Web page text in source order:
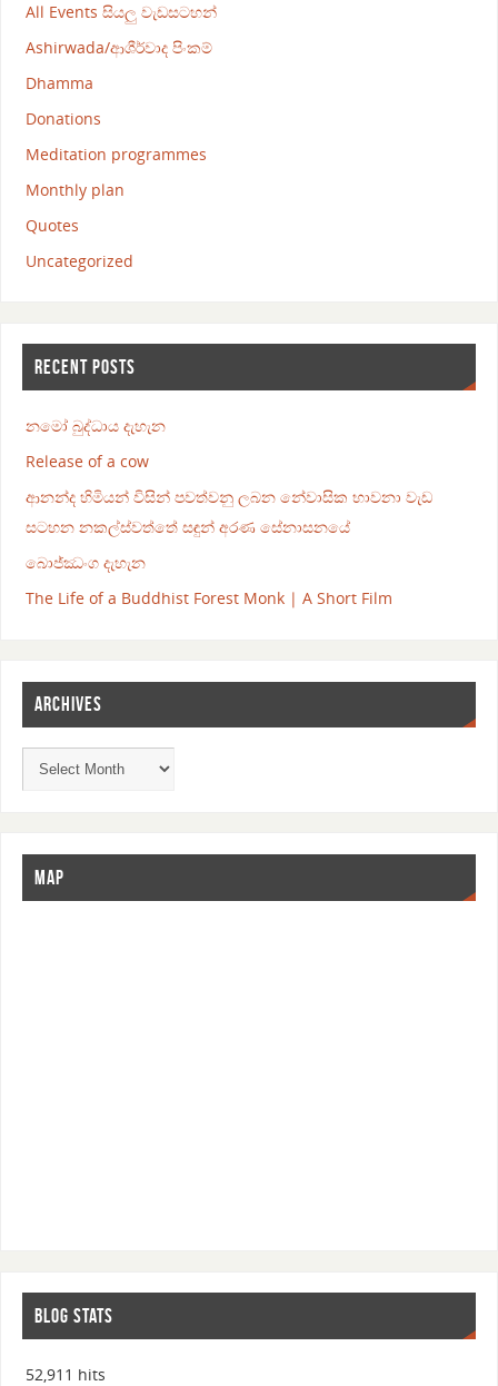
All Events සියලු වැඩසටහන්
Ashirwada/ආශීර්වාද පිංකම්
Dhamma
Donations
Meditation programmes
Monthly plan
Quotes
Uncategorized
RECENT POSTS
නමෝ බුද්ධාය දැහැන
Release of a cow
ආනන්ද හිමියන් විසින් පවත්වනු ලබන නේවාසික භාවනා වැඩ
සටහන නකල්ස්වත්තේ සඳුන් අරණ සේනාසනයේ
බොජ්ඣංග දැහැන
The Life of a Buddhist Forest Monk | A Short Film
ARCHIVES
MAP
BLOG STATS
52,911 hits